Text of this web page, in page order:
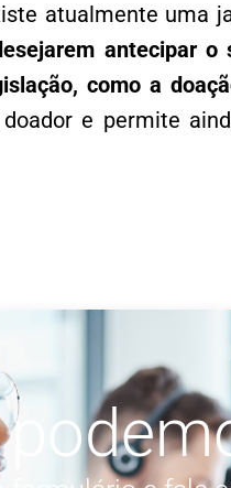
atualmente uma
antecipar o
como a
e permite